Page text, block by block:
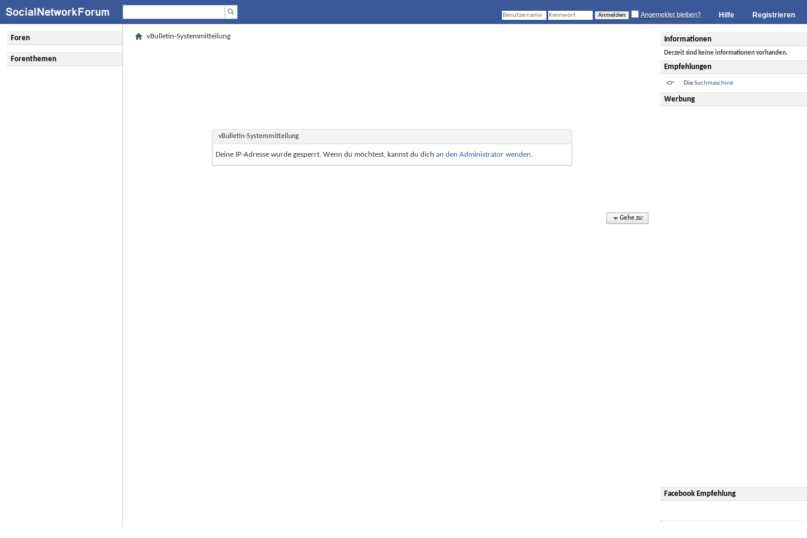
Registrieren
Hilfe
Angemeldet bleiben?
Informationen
Derzeit sind keine informationen vorhanden.
Empfehlungen
DieSuchmaschine
Werbung
Facebook Empfehlung
Foren
Forenthemen
vBulletin-Systemmitteilung
vBulletin-Systemmitteilung
Deine IP-Adresse wurde gesperrt. Wenn du möchtest, kannst du dich an den Administrator wenden.
Gehe zu: